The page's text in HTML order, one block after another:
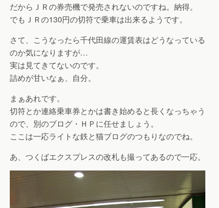
だからＪＲの券売機で発売されないのですね。納得。
でもＪＲの130円の切符で乗車は出来るようです。
さて、こうなったら千代田線の運賃表はどうなっている
のか気になりますが…
実は見てきてないのです。
詰めが甘いなぁ、自分。
まぁあれです。
切符とか連絡乗車券とかは書き始めると長くなっちゃう
ので、別のブログ・ＨＰに任せましょう。
ここは一応ライトな鉄と猫ブログのつもりなのでね。
あ、つくばエクスプレスの改札も撮ってあるので一応。